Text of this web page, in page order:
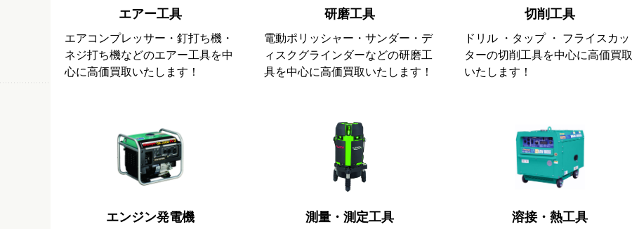
エアー工具
エアコンプレッサー・釘打ち機・
ネジ打ち機などのエアー工具を中
心に高価買取いたします！
研磨工具
電動ポリッシャー・サンダー・デ
ィスクグラインダーなどの研磨工
具を中心に高価買取いたします！
切削工具
ドリル ・タップ ・ フライスカッ
ターの切削工具を中心に高価買取
いたします！
エンジン発電機 測量・測定工具 溶接・熱工具